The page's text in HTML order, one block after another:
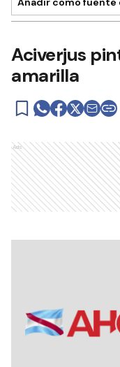
Aciverjus
amarilla
Ads